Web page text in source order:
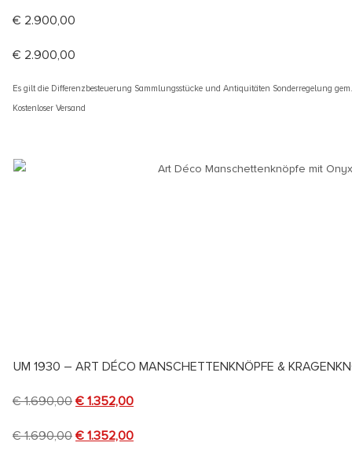
€ 2.900,00
€ 2.900,00
Es gilt die Differenzbesteuerung Sammlungsstücke und Antiquitäten Sonderregelung
Kostenloser Versand
UM 1930 – ART DÉCO MANSCHETTENKNÖPFE &
€1.690,00 € 1.352,00
€1.690,00 € 1.352,00